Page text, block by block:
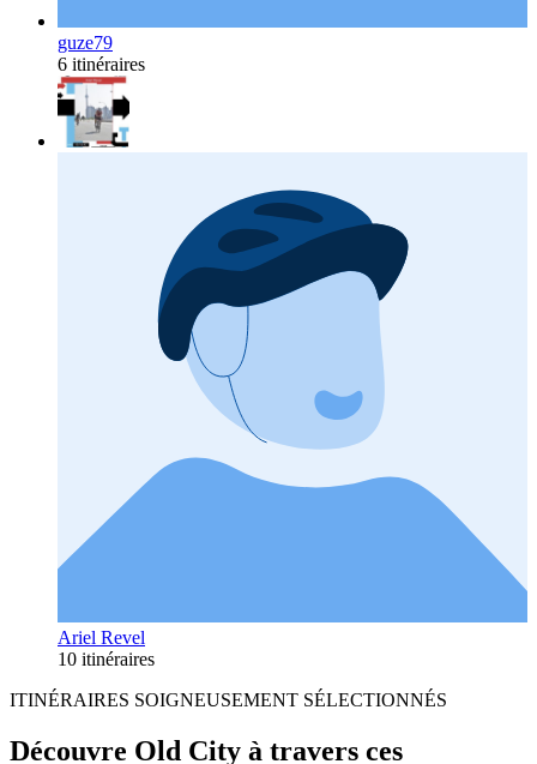
guze79
6 itinéraires
Ariel Revel
10 itinéraires
ITINÉRAIRES SOIGNEUSEMENT SÉLECTIONNÉS
Découvre Old City à travers ces